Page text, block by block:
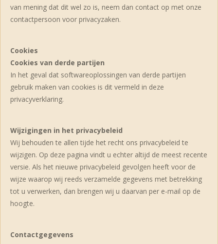
van mening dat dit wel zo is, neem dan contact op met onze
contactpersoon voor privacyzaken.
Cookies
Cookies van derde partijen
In het geval dat softwareoplossingen van derde partijen
gebruik maken van cookies is dit vermeld in deze
privacyverklaring.
Wijzigingen in het privacybeleid
Wij behouden te allen tijde het recht ons privacybeleid te
wijzigen. Op deze pagina vindt u echter altijd de meest recente
versie. Als het nieuwe privacybeleid gevolgen heeft voor de
wijze waarop wij reeds verzamelde gegevens met betrekking
tot u verwerken, dan brengen wij u daarvan per e-mail op de
hoogte.
Contactgegevens